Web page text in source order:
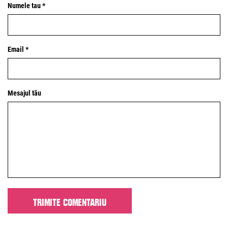
Numele tau *
Email *
Mesajul tău